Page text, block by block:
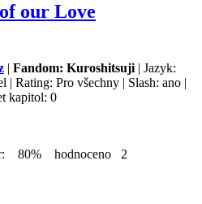
our Love
| Fandom: Kuroshitsuji | Jazyk:
| Rating: Pro všechny | Slash: ano |
kapitol: 0
80% hodnoceno 2